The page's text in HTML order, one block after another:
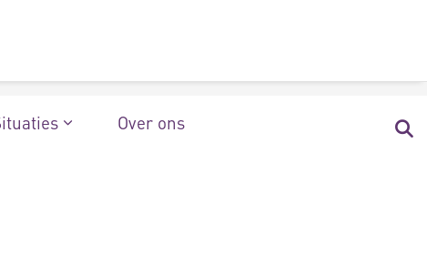
Over ons